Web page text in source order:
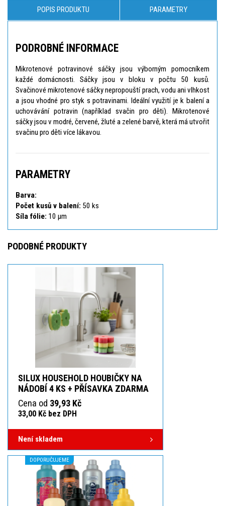
POPIS PRODUKTU PARAMETRY
PODROBNÉ INFORMACE
Mikrotenové potravinové sáčky jsou výborným pomocníkem
každé domácnosti. Sáčky jsou v bloku v počtu 50 kusů.
Svačinové mikrotenové sáčky nepropouští prach, vodu ani vlhkost
a jsou vhodné pro styk s potravinami. Ideální využití je k balení a
uchovávání potravin (například svačin pro děti). Mikrotenové
sáčky jsou v modré, červené, žluté a zelené barvě, která má utvořit
svačinu pro děti více lákavou.
PARAMETRY
Barva:
Počet kusů v balení: 50 ks
Síla fólie: 10 µm
PODOBNÉ PRODUKTY
SILUX HOUSEHOLD HOUBIČKY NA
NÁDOBÍ 4 KS + PŘÍSAVKA ZDARMA
Cena od 39,93 Kč
33,00 Kč bez DPH
Není skladem
DOPORUČUJEME